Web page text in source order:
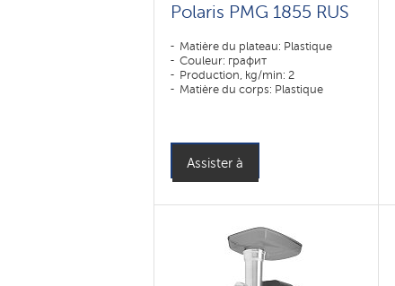
Polaris PMG 1855 RUS
Matière du plateau: Plastique
Couleur: графит
Production, kg/min: 2
Matière du corps: Plastique
Assister à